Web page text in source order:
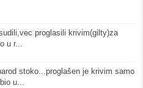
proglasili krivim(gilty)za
u r...
stoko...proglašen je krivim samo
u...